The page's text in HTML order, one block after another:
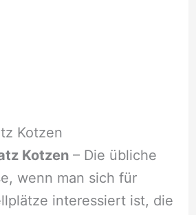
Kotzen
Kotzen– Die übliche
wenn man sich für
interessiert ist, die